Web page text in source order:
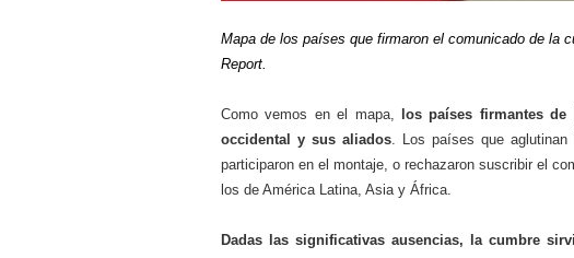
Mapa de los países que firmaron el comunicado de la
Report.
Como vemos en el mapa,
los países firmantes
occidental y sus aliados. Los países que
participaron en el montaje, o rechazaron suscribir el
los de América Latina, Asia y África.
Dadas las significativas ausencias, la cumbre